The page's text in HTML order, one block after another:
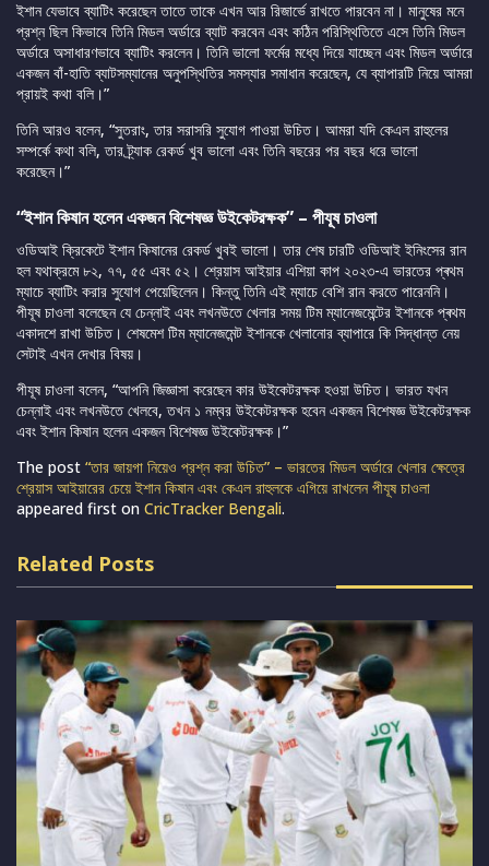
ইশান যেভাবে ব্যাটিং করেছেন তাতে তাকে এখন আর রিজার্ভে রাখতে পারবেন না। মানুষের মনে
প্রশ্ন ছিল কিভাবে তিনি মিডল অর্ডারে ব্যাট করবেন এবং কঠিন পরিস্থিতিতে এসে তিনি মিডল
অর্ডারে অসাধারণভাবে ব্যাটিং করলেন। তিনি ভালো ফর্মের মধ্যে দিয়ে যাচ্ছেন এবং মিডল অর্ডারে
একজন বাঁ-হাতি ব্যাটসম্যানের অনুপস্থিতির সমস্যার সমাধান করেছেন, যে ব্যাপারটি নিয়ে আমরা
প্রায়ই কথা বলি।”
তিনি আরও বলেন, “সুতরাং, তার সরাসরি সুযোগ পাওয়া উচিত। আমরা যদি কেএল রাহুলের
সম্পর্কে কথা বলি, তার ট্র্যাক রেকর্ড খুব ভালো এবং তিনি বছরের পর বছর ধরে ভালো
করেছেন।”
“ইশান কিষান হলেন একজন বিশেষজ্ঞ উইকেটরক্ষক” – পীযূষ চাওলা
ওডিআই ক্রিকেটে ইশান কিষানের রেকর্ড খুবই ভালো। তার শেষ চারটি ওডিআই ইনিংসের রান
হল যথাক্রমে ৮২, ৭৭, ৫৫ এবং ৫২। শ্রেয়াস আইয়ার এশিয়া কাপ ২০২৩-এ ভারতের প্ৰথম
ম্যাচে ব্যাটিং করার সুযোগ পেয়েছিলেন। কিন্তু তিনি এই ম্যাচে বেশি রান করতে পারেননি।
পীযূষ চাওলা বলেছেন যে চেন্নাই এবং লখনউতে খেলার সময় টিম ম্যানেজমেন্টের ইশানকে প্ৰথম
একাদশে রাখা উচিত। শেষমেশ টিম ম্যানেজমেন্ট ইশানকে খেলানোর ব্যাপারে কি সিদ্ধান্ত নেয়
সেটাই এখন দেখার বিষয়।
পীযূষ চাওলা বলেন, “আপনি জিজ্ঞাসা করেছেন কার উইকেটরক্ষক হওয়া উচিত। ভারত যখন
চেন্নাই এবং লখনউতে খেলবে, তখন ১ নম্বর উইকেটরক্ষক হবেন একজন বিশেষজ্ঞ উইকেটরক্ষক
এবং ইশান কিষান হলেন একজন বিশেষজ্ঞ উইকেটরক্ষক।”
The post “তার জায়গা নিয়েও প্রশ্ন করা উচিত” – ভারতের মিডল অর্ডারে খেলার ক্ষেত্রে
শ্রেয়াস আইয়ারের চেয়ে ইশান কিষান এবং কেএল রাহুলকে এগিয়ে রাখলেন পীযূষ চাওলা
appeared first on CricTracker Bengali.
Related Posts